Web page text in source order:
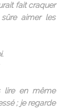
fait craquer
aimer les
lire en même
; je regarde